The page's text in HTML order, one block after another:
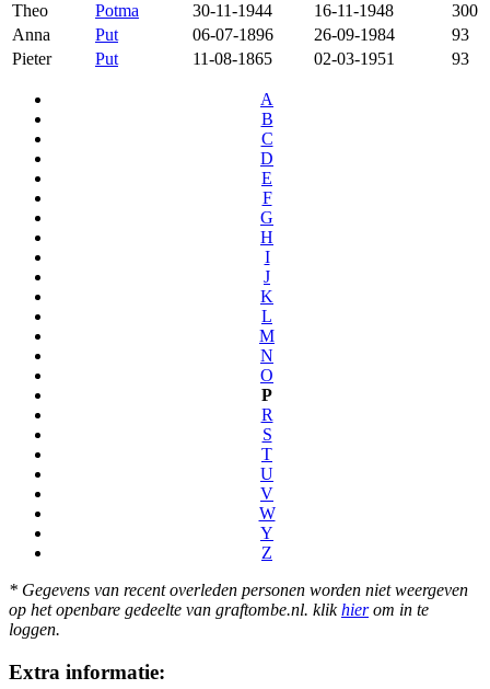
Theo
Potma 30-11-1944 16-11-1948
300
Anna
Put 06-07-1896 26-09-1984
93
Pieter
Put 11-08-1865 02-03-1951 93
A
B
C
D
E
F
G
H
I
J
K
L
M
N
O
P
R
S
T
U
V
W
Y
Z
* Gegevens van recent overleden personen worden niet weergeven
op het openbare gedeelte van graftombe.nl. klikhierom in te
loggen.
Extra informatie: